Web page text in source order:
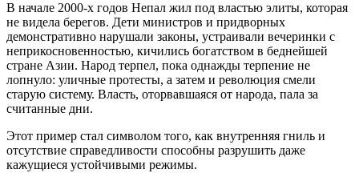
В начале 2000-х годов Непал жил под властью элиты, которая
не видела берегов. Дети министров и придворных
демонстративно нарушали законы, устраивали вечеринки с
неприкосновенностью, кичились богатством в беднейшей
стране Азии. Народ терпел, пока однажды терпение не
лопнуло: уличные протесты, а затем и революция смели
старую систему. Власть, оторвавшаяся от народа, пала за
считанные дни.
Этот пример стал символом того, как внутренняя гниль и
отсутствие справедливости способны разрушить даже
кажущиеся устойчивыми режимы.